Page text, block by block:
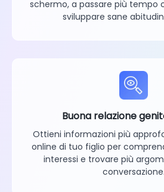
schermo, a passare più tempo
sviluppare sane
Buona relazione
Ottieni informazioni più
online di tuo figlio per
interessi e trovare più
conversazione.